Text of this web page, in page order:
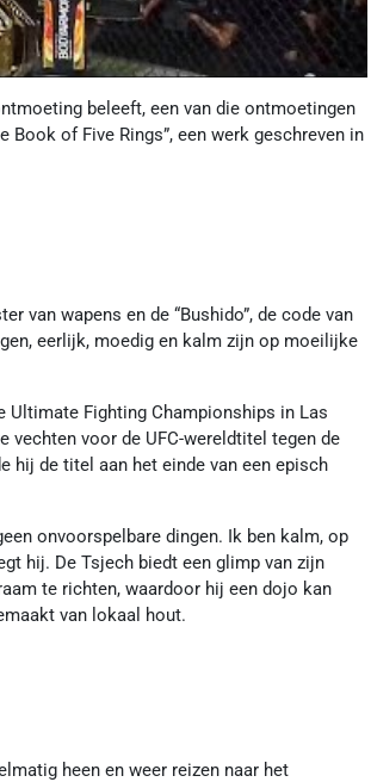
beleeft, een van die ontmoetingen
Book of Five Rings”, een werk geschreven in
van wapens en de “Bushido”, de code van
eerlijk, moedig en kalm zijn op moeilijke
Ultimate Fighting Championships in Las
voor de UFC-wereldtitel tegen de
hij de titel aan het einde van een episch
onvoorspelbare dingen. Ik ben kalm, op
hij. De Tsjech biedt een glimp van zijn
te richten, waardoor hij een dojo kan
van lokaal hout.
heen en weer reizen naar het